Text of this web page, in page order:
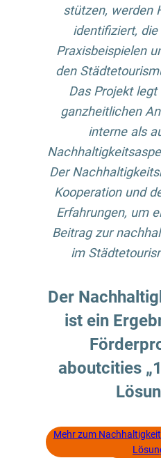
stützen, werden
identifiziert,
Praxisbeispielen
den
Das Projekt
ganzheitlichen
interne als
Der
Kooperation und
Erfahrungen, um
Beitrag zur
im
Der
ist ein
aboutcities
Mehr zum